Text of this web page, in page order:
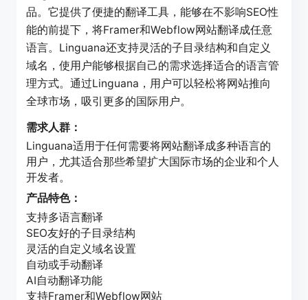
品。它提供了便捷的翻译工具，能够在不影响SEO性
能的前提下，将Framer和Webflow网站翻译成任意
语言。Linguana还支持灵活的子目录结构和自定义
域名，使用户能够根据自己的需求选择适合的语言管
理方式。通过Linguana，用户可以轻松将网站推向
全球市场，吸引更多的国际用户。
需求人群：
Linguana适用于任何需要将网站翻译成多种语言的
用户，尤其适合那些希望扩大国际市场的企业和个人
开发者。
产品特色：
支持多语言翻译
SEO友好的子目录结构
灵活的自定义域名设置
自动或手动翻译
AI自动翻译功能
支持Framer和Webflow网站